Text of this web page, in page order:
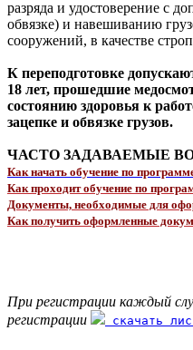
разряда и удостоверение с
обвязке) и навешиванию
сооружений, в качестве
К переподготовке
18 лет, прошедшие
состоянию здоровья к
зацепке и обвязке грузов.
ЧАСТО ЗАДАВАЕМЫЕ
Как начать обучение по
Как проходит обучение по
Документы, необходимые для
Как получить оформленные
При регистрации каждый
регистрации
скачать